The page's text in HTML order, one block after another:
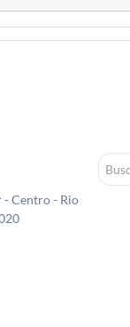
- Centro - Rio